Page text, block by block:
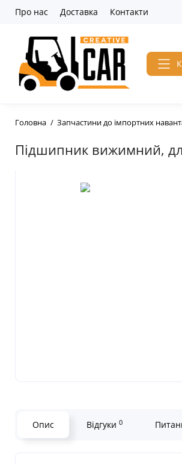
Про нас Доставка Контакти
Головна Запчастини до імпортних
Підшипник вижимний,
Опис Відгуки 0